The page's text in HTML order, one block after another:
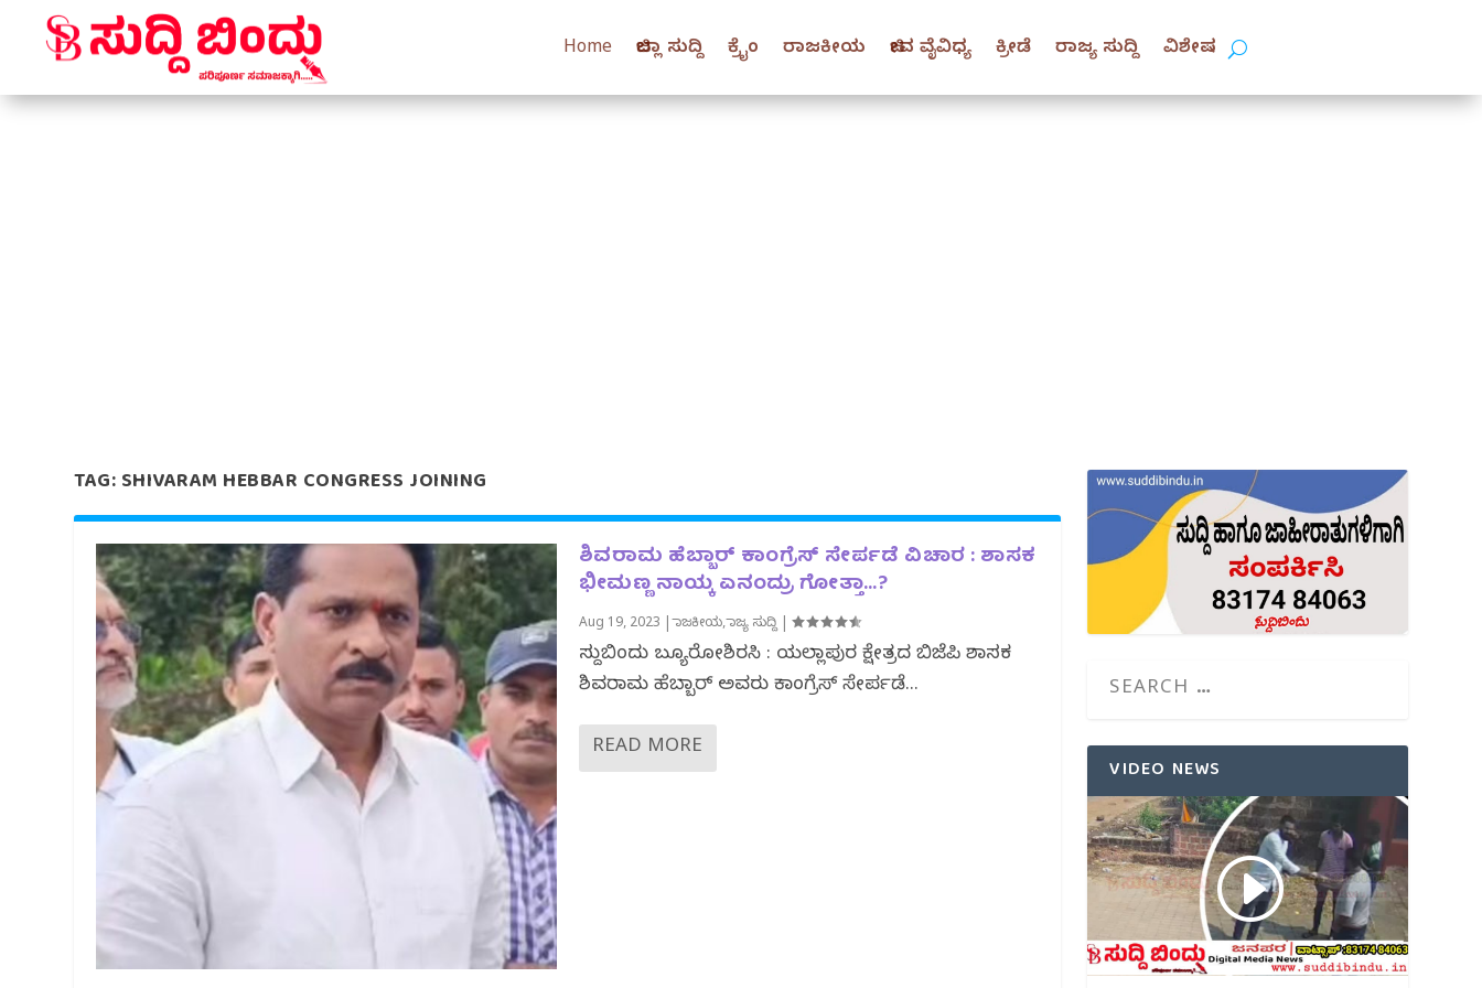
Home ಜಿಲ್ಲಾ ಸುದ್ದಿ ಕ್ರೈಂ ರಾಜಕೀಯ ಜೀವ ವೈವಿಧ್ಯ ಕ್ರೀಡೆ ರಾಜ್ಯ ಸುದ್ದಿ ವಿಶೇಷ
TAG:SHIVARAM HEBBAR CONGRESS JOINING
ಶಿವರಾಮ ಹೆಬ್ಬಾರ್ ಕಾಂಗ್ರೆಸ್ ಸೇರ್ಪಡೆ ವಿಚಾರ : ಶಾಸಕ
ಭೀಮಣ್ಣ ನಾಯ್ಕ ಏನಂದ್ರು ಗೋತ್ತಾ…?
Aug 19, 2023 |ರಾಜಕೀಯ,ರಾಜ್ಯ ಸುದ್ದಿ|
ಸುದ್ದಿಬಿಂದು ಬ್ಯೂರೋಶಿರಸಿ : ಯಲ್ಲಾಪುರ ಕ್ಷೇತ್ರದ ಬಿಜೆಪಿ ಶಾಸಕ
ಶಿವರಾಮ ಹೆಬ್ಬಾರ್ ಅವರು ಕಾಂಗ್ರೆಸ್ ಸೇರ್ಪಡೆ...
READ MORE
VIDEO NEWS